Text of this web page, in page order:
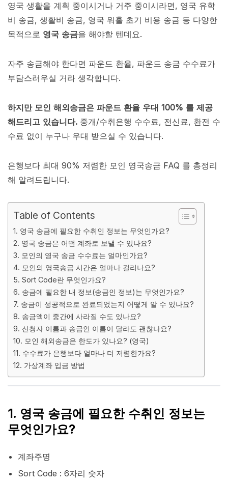
영국 생활을 계획 중이시거나 거주 중이시라면, 영국 유학
비 송금, 생활비 송금, 영국 워홀 초기 비용 송금 등 다양한
목적으로 영국 송금을 해야할 텐데요.
자주 송금해야 한다면 파운드 환율, 파운드 송금 수수료가
부담스러우실 거라 생각합니다.
하지만 모인 해외송금은 파운드 환율 우대 100% 를 제공
해드리고 있습니다. 중개/수취은행 수수료, 전신료, 환전 수
수료 없이 누구나 우대 받으실 수 있습니다.
은행보다 최대 90% 저렴한 모인 영국송금 FAQ 를 총정리
해 알려드립니다.
Table of Contents
1. 영국 송금에 필요한 수취인 정보는 무엇인가요?
2. 영국 송금은 어떤 계좌로 보낼 수 있나요?
3. 모인의 영국 송금 수수료는 얼마인가요?
4. 모인의 영국송금 시간은 얼마나 걸리나요?
5. Sort Code란 무엇인가요?
6. 송금에 필요한 내 정보(송금인 정보)는 무엇인가요?
7. 송금이 성공적으로 완료되었는지 어떻게 알 수 있나요?
8. 송금액이 중간에 사라질 수도 있나요?
9. 신청자 이름과 송금인 이름이 달라도 괜찮나요?
10. 모인 해외송금은 한도가 있나요? (영국)
11. 수수료가 은행보다 얼마나 더 저렴한가요?
12. 가상계좌 입금 방법
1. 영국 송금에 필요한 수취인 정보는
무엇인가요?
계좌주명
Sort Code : 6자리 숫자